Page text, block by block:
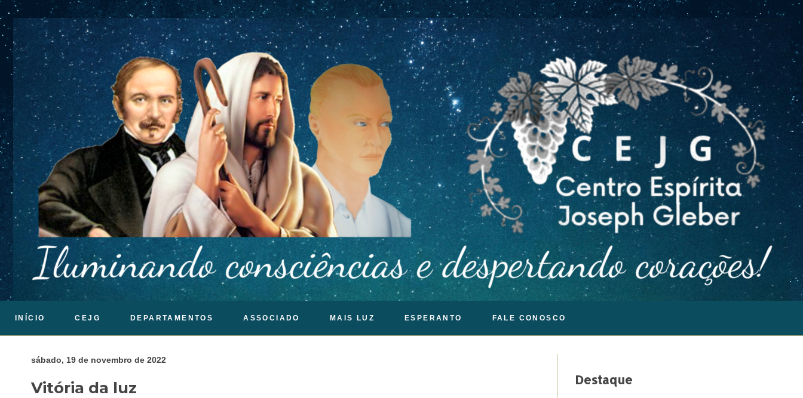
INÍCIO CEJG DEPARTAMENTOS ASSOCIADO MAIS LUZ ESPERANTO FALE CONOSCO
sábado, 19 de novembro de 2022
Vitória da luz Destaque